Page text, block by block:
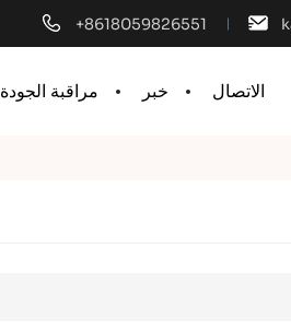
+8618059826551
مراقبة الجودة خبر الاتصال